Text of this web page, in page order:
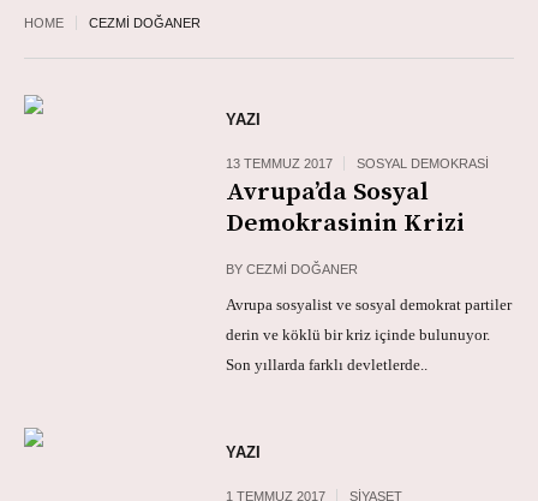
HOME CEZMI DOĞANER
YAZI
13 TEMMUZ 2017 SOSYAL DEMOKRASI
Avrupa’da Sosyal
Demokrasinin Krizi
BYCEZMI DOĞANER
Avrupa sosyalist ve sosyal demokrat partiler
derin ve köklü bir kriz içinde bulunuyor.
Son yıllarda farklı devletlerde..
YAZI
1 TEMMUZ 2017 SIYASET